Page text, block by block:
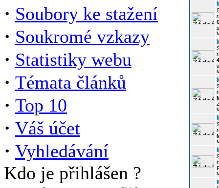
· Soubory ke stažení
· Soukromé vzkazy
· Statistiky webu
· Témata článků
· Top 10
· Váš účet
· Vyhledávání
Kdo je přihlášen ?